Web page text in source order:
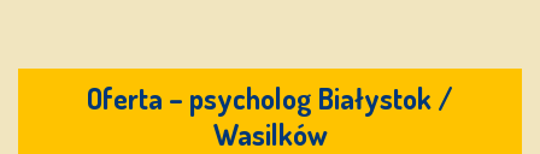
Oferta – psycholog Białystok /
Wasilków